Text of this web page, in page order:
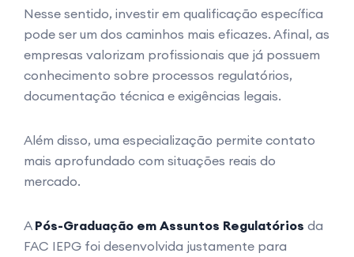
Nesse sentido, investir em qualificação específica
pode ser um dos caminhos mais eficazes. Afinal, as
empresas valorizam profissionais que já possuem
conhecimento sobre processos regulatórios,
documentação técnica e exigências legais.
Além disso, uma especialização permite contato
mais aprofundado com situações reais do
mercado.
A Pós-Graduação em Assuntos Regulatórios da
FAC IEPG foi desenvolvida justamente para